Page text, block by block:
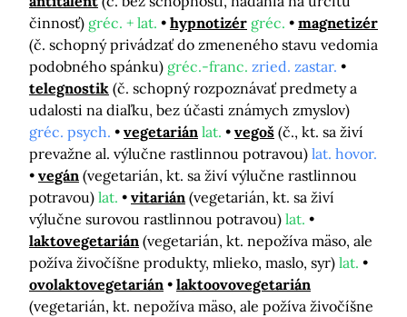
činnosť) gréc. + lat. hypnotizér gréc.
magnetizér
(č. schopný privádzať do zmeneného stavu vedomia
podobného spánku) gréc.-franc. zried. zastar.
telegnostik (č. schopný rozpoznávať predmety a
udalosti na diaľku, bez účasti známych zmyslov)
gréc. psych.
vegetarián lat. vegoš (č., kt. sa živí
prevažne al. výlučne rastlinnou potravou) lat. hovor.
vegán (vegetarián, kt. sa živí výlučne rastlinnou
potravou) lat. vitarián (vegetarián, kt. sa živí
výlučne surovou rastlinnou potravou) lat.
laktovegetarián (vegetarián, kt. nepožíva mäso, ale
požíva živočíšne produkty, mlieko, maslo, syr) lat.
ovolaktovegetarián
laktoovovegetarián
(vegetarián, kt. nepožíva mäso, ale požíva živočíšne